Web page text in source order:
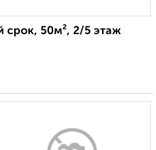
срок, 50м², 2/5 этаж